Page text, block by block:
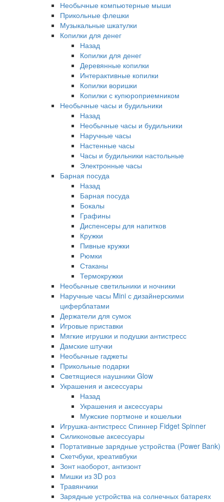
Необычные компьютерные мыши
Прикольные флешки
Музыкальные шкатулки
Копилки для денег
Назад
Копилки для денег
Деревянные копилки
Интерактивные копилки
Копилки воришки
Копилки с купюроприемником
Необычные часы и будильники
Назад
Необычные часы и будильники
Наручные часы
Настенные часы
Часы и будильники настольные
Электронные часы
Барная посуда
Назад
Барная посуда
Бокалы
Графины
Диспенсеры для напитков
Кружки
Пивные кружки
Рюмки
Стаканы
Термокружки
Необычные светильники и ночники
Наручные часы Mini с дизайнерскими
циферблатами
Держатели для сумок
Игровые приставки
Мягкие игрушки и подушки антистресс
Дамские штучки
Необычные гаджеты
Прикольные подарки
Светящиеся наушники Glow
Украшения и аксессуары
Назад
Украшения и аксессуары
Мужские портмоне и кошельки
Игрушка-антистресс Спиннер Fidget Spinner
Силиконовые аксессуары
Портативные зарядные устройства (Power Bank)
Скетчбуки, креативбуки
Зонт наоборот, антизонт
Мишки из 3D роз
Травянчики
Зарядные устройства на солнечных батареях